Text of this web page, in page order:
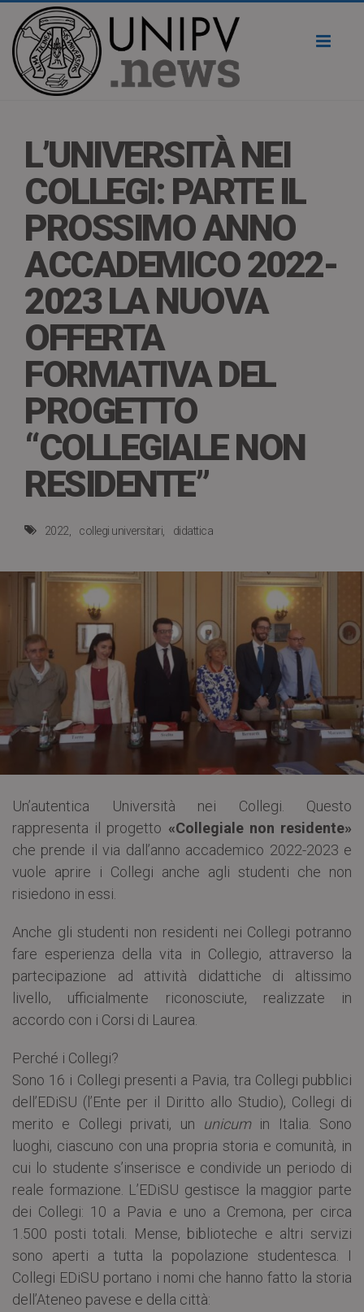
L’UNIVERSITÀ NEI
COLLEGI: PARTE IL
PROSSIMO ANNO
ACCADEMICO 2022-
2023 LA NUOVA
OFFERTA
FORMATIVA DEL
PROGETTO
“COLLEGIALE NON
RESIDENTE”
2022 collegi universitari didattica
Un’autentica Università nei Collegi. Questo
rappresenta il progetto «Collegiale non residente»
che prende il via dall’anno accademico 2022-2023 e
vuole aprire i Collegi anche agli studenti che non
risiedono in essi.
Anche gli studenti non residenti nei Collegi potranno
fare esperienza della vita in Collegio, attraverso la
partecipazione ad attività didattiche di altissimo
livello, ufficialmente riconosciute, realizzate in
accordo con i Corsi di Laurea.
Perché i Collegi?
Sono 16 i Collegi presenti a Pavia, tra Collegi pubblici
dell’EDiSU (l’Ente per il Diritto allo Studio), Collegi di
merito e Collegi privati, un
unicumin Italia. Sono
luoghi, ciascuno con una propria storia e comunità, in
cui lo studente s’inserisce e condivide un periodo di
reale formazione. L’EDiSU gestisce la maggior parte
dei Collegi: 10 a Pavia e uno a Cremona, per circa
1.500 posti totali. Mense, biblioteche e altri servizi
sono aperti a tutta la popolazione studentesca. I
Collegi EDiSU portano i nomi che hanno fatto la storia
dell’Ateneo pavese e della città: